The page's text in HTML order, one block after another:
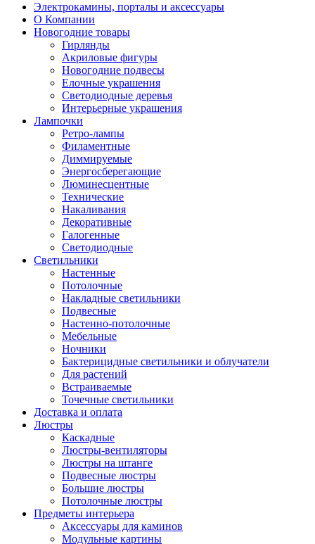
Электрокамины, порталы и аксессуары
О Компании
Новогодние товары
Гирлянды
Акриловые фигуры
Новогодние подвесы
Елочные украшения
Светодиодные деревья
Интерьерные украшения
Лампочки
Ретро-лампы
Филаментные
Диммируемые
Энергосберегающие
Люминесцентные
Технические
Накаливания
Декоративные
Галогенные
Светодиодные
Светильники
Настенные
Потолочные
Накладные светильники
Подвесные
Настенно-потолочные
Мебельные
Ночники
Бактерицидные светильники и облучатели
Для растений
Встраиваемые
Точечные светильники
Доставка и оплата
Люстры
Каскадные
Люстры-вентиляторы
Люстры на штанге
Подвесные люстры
Большие люстры
Потолочные люстры
Предметы интерьера
Аксессуары для каминов
Модульные картины